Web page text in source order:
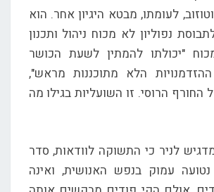
לעומתו, מבטא היגיון אחר. הוא
נפוליון לא מכוח ניהול ותכנון
"יכולתו להמתין לשעת הכושר
הלא מתוכננות מראש",
החורף הרוסי. זו השועליות בגילו מה
לניר כי התשוקה לוודאות, סדר
נטועה עמוק בנפש האנושית, ואינה